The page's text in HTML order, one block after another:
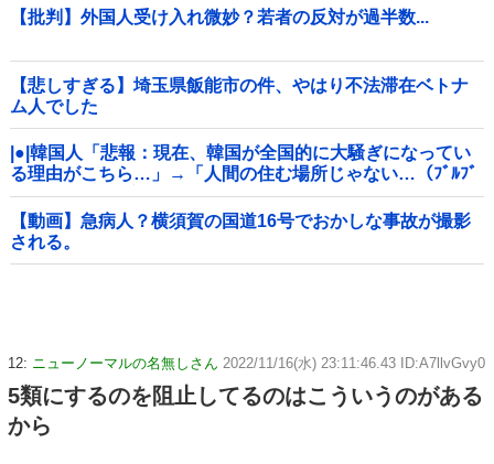
【批判】外国人受け入れ微妙？若者の反対が過半数...
【悲しすぎる】埼玉県飯能市の件、やはり不法滞在ベトナ
ム人でした
|●|韓国人「悲報：現在、韓国が全国的に大騒ぎになってい
る理由がこちら…」→「人間の住む場所じゃない…（ﾌﾞﾙﾌﾞ
ﾙ」＝韓国の反応
【動画】急病人？横須賀の国道16号でおかしな事故が撮影
される。
12: ニューノーマルの名無しさん 2022/11/16(水) 23:11:46.43 ID:A7llvGvy0
5類にするのを阻止してるのはこういうのがある
から